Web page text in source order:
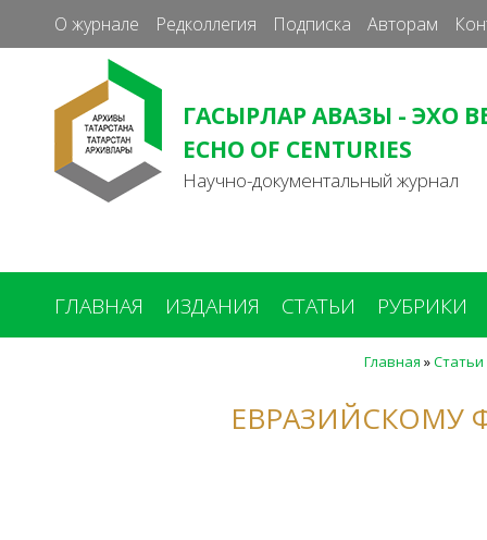
О журнале Редколлегия Подписка Авторам
ГАСЫРЛАР АВАЗЫ - ЭХО
ECHO OF CENTURIES
Научно-документальный журнал
ГЛАВНАЯ ИЗДАНИЯ СТАТЬИ РУБРИКИ
Главная »Статьи
ЕВРАЗИЙСКОМУ